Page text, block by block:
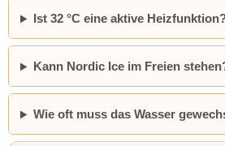
Ist 32 °C eine aktive
Kann Nordic Ice im Freien
Wie oft muss das Wasser